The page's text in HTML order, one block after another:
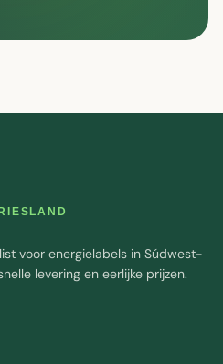
voor energielabels in Súdwest-
levering en eerlijke prijzen.